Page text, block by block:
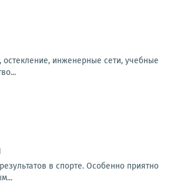
инженерные сети, учебные
в спорте. Особенно приятно